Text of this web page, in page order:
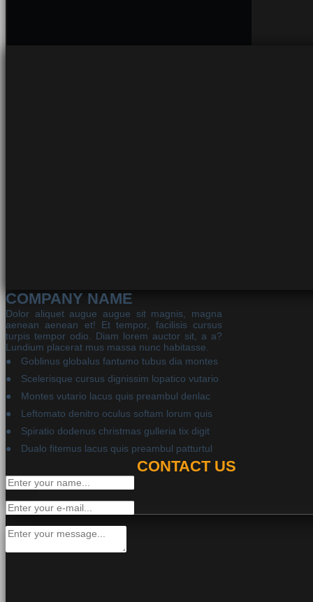
COMPANY NAME
Dolor aliquet augue augue sit magnis, magna
aenean aenean et! Et tempor, facilisis cursus
turpis tempor odio. Diam lorem auctor sit, a a?
Lundium placerat mus massa nunc habitasse.
Goblinus globalus fantumo tubus dia montes
Scelerisque cursus dignissim lopatico vutario
Montes vutario lacus quis preambul denlac
Leftomato denitro oculus softam lorum quis
Spiratio dodenus christmas gulleria tix digit
Dualo fitemus lacus quis preambul patturtul
CONTACT US